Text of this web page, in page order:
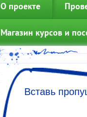
О проекте
Магазин курсов и